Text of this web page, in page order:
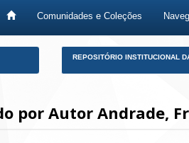
Comunidades e Coleções
REPOSITÓRIO INSTITUCIONAL
por Autor Andrade,